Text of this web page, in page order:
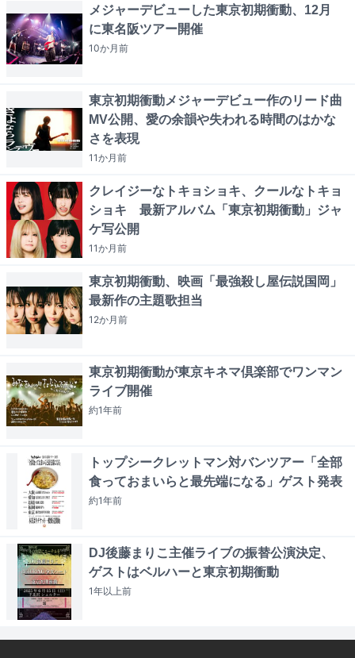
メジャーデビューした東京初期衝動、12月
に東名阪ツアー開催
10か月前
東京初期衝動メジャーデビュー作のリード曲
MV公開、愛の余韻や失われる時間のはかな
さを表現
11か月前
クレイジーなトキョショキ、クールなトキョ
ショキ 最新アルバム「東京初期衝動」ジャ
ケ写公開
11か月前
東京初期衝動、映画「最強殺し屋伝説国岡」
最新作の主題歌担当
12か月前
東京初期衝動が東京キネマ倶楽部でワンマン
ライブ開催
約1年前
トップシークレットマン対バンツアー「全部
食っておまいらと最先端になる」ゲスト発表
約1年前
DJ後藤まりこ主催ライブの振替公演決定、
ゲストはベルハーと東京初期衝動
1年以上前